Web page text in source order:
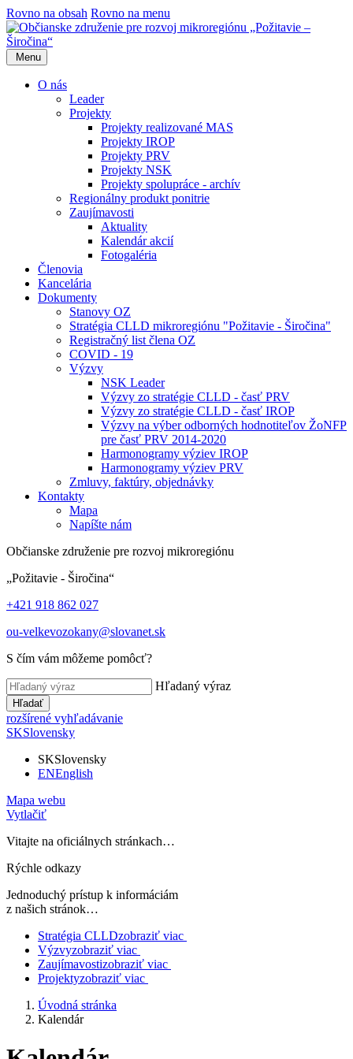
Rovno na obsah Rovno na menu
Menu
O nás
Leader
Projekty
Projekty realizované MAS
Projekty IROP
Projekty PRV
Projekty NSK
Projekty spolupráce - archív
Regionálny produkt ponitrie
Zaujímavosti
Aktuality
Kalendár akcií
Fotogaléria
Členovia
Kancelária
Dokumenty
Stanovy OZ
Stratégia CLLD mikroregiónu "Požitavie - Širočina"
Registračný list člena OZ
COVID - 19
Výzvy
NSK Leader
Výzvy zo stratégie CLLD - časť PRV
Výzvy zo stratégie CLLD - časť IROP
Výzvy na výber odborných hodnotiteľov ŽoNFP
pre časť PRV 2014-2020
Harmonogramy výziev IROP
Harmonogramy výziev PRV
Zmluvy, faktúry, objednávky
Kontakty
Mapa
Napíšte nám
Občianske združenie pre rozvoj mikroregiónu
„Požitavie - Širočina“
+421 918 862 027
ou-velkevozokany@slovanet.sk
S čím vám môžeme pomôcť?
Hľadaný výraz
Hľadať
rozšírené vyhľadávanie
SKSlovensky
SKSlovensky
ENEnglish
Mapa webu
Vytlačiť
Vitajte na oficiálnych stránkach…
Rýchle odkazy
Jednoduchý prístup k informáciám
z našich stránok…
Stratégia CLLDzobraziť viac
Výzvyzobraziť viac
Zaujímavostizobraziť viac
Projektyzobraziť viac
Úvodná stránka
Kalendár